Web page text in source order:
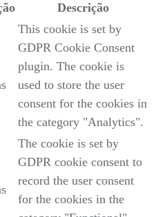
Descrição
This cookie is set by
GDPR Cookie Consent
plugin. The cookie is
used to store the user
consent for the cookies in
the category "Analytics".
The cookie is set by
GDPR cookie consent to
record the user consent
for the cookies in the